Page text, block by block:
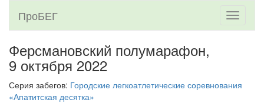
Toggle
ПроБЕГ
Ферсмановский полумарафон,
9 октября 2022
Серия забегов: Городские легкоатлетические соревнования
«Апатитская десятка»